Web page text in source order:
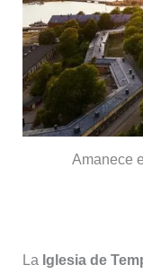
Amanece
La Iglesia de